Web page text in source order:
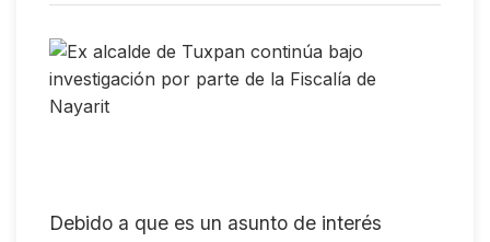
Debido a que es un asunto de interés